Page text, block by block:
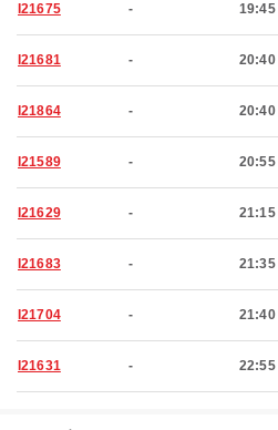
I21675 - 19:45
I21681 - 20:40
I21864 - 20:40
I21589 - 20:55
I21629 - 21:15
I21683 - 21:35
I21704 - 21:40
I21631 - 22:55